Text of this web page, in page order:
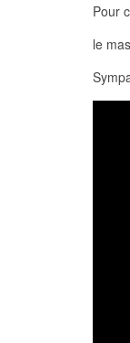
Pour
le